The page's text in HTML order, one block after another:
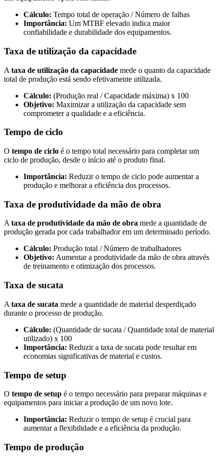
Cálculo: Tempo total de operação / Número de falhas
Importância: Um MTBF elevado indica maior
confiabilidade e durabilidade dos equipamentos.
Taxa de utilização da capacidade
A taxa de utilização da capacidade mede o quanto da capacidade
total de produção está sendo efetivamente utilizada.
Cálculo: (Produção real / Capacidade máxima) x 100
Objetivo: Maximizar a utilização da capacidade sem
comprometer a qualidade e a eficiência.
Tempo de ciclo
O tempo de ciclo é o tempo total necessário para completar um
ciclo de produção, desde o início até o produto final.
Importância: Reduzir o tempo de ciclo pode aumentar a
produção e melhorar a eficiência dos processos.
Taxa de produtividade da mão de obra
Ataxa de produtividade da mão de obra mede a quantidade de
produção gerada por cada trabalhador em um determinado período.
Cálculo: Produção total / Número de trabalhadores
Objetivo: Aumentar a produtividade da mão de obra através
de treinamento e otimização dos processos.
Taxa de sucata
A taxa de sucata mede a quantidade de material desperdiçado
durante o processo de produção.
Cálculo: (Quantidade de sucata / Quantidade total de material
utilizado) x 100
Importância: Reduzir a taxa de sucata pode resultar em
economias significativas de material e custos.
Tempo de setup
O tempo de setup é o tempo necessário para preparar máquinas e
equipamentos para iniciar a produção de um novo lote.
Importância: Reduzir o tempo de setup é crucial para
aumentar a flexibilidade e a eficiência da produção.
Tempo de produção